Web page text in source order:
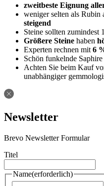
zweitbeste Eignung
weniger selten als Rubin
steigend
Steine sollten zumindest
Größere Steine haben
Experten rechnen mit 6
Schön funkelnde
Achten Sie beim Kauf
unabhängiger
Newsletter
Brevo Newsletter Formular
Titel
Name(erforderlich)